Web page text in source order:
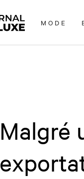
MODE
Malgré